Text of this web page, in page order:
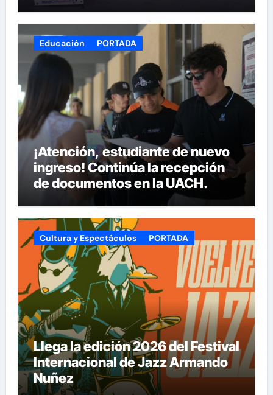
Armas
Educación PORTADA
¡Atención, estudiante de nuevo
ingreso! Continúa la recepción
de documentos en la UACH.
Cultura y Espectáculos PORTADA
Llega la edición 2026 del Festival
Internacional de Jazz Armando
Nuñez